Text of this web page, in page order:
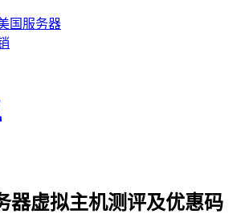
国服务器
器虚拟主机测评及优惠码